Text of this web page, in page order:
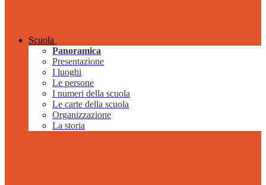
Scuola
Panoramica
Presentazione
I luoghi
Le persone
I numeri della scuola
Le carte della scuola
Organizzazione
La storia